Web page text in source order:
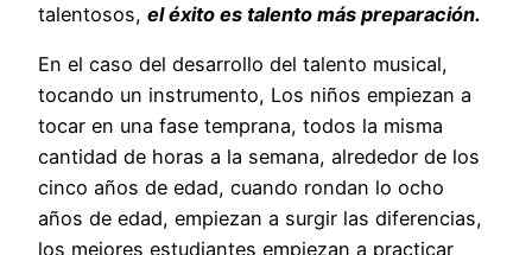
talentosos, el éxito es talento más preparación.
En el caso del desarrollo del talento musical,
tocando un instrumento, Los niños empiezan a
tocar en una fase temprana, todos la misma
cantidad de horas a la semana, alrededor de los
cinco años de edad, cuando rondan lo ocho
años de edad, empiezan a surgir las diferencias,
los mejores estudiantes empiezan a practicar